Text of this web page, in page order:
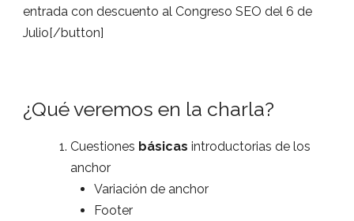
entrada con descuento al Congreso SEO del 6 de
Julio[/button]
¿Qué veremos en la charla?
Cuestiones básicas introductorias de los
anchor
Variación de anchor
Footer